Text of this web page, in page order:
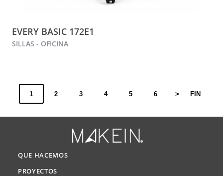
EVERY BASIC 172E1
SILLAS - OFICINA
1 2 3 4 5 6 > FIN
QUE HACEMOS
PROYECTOS